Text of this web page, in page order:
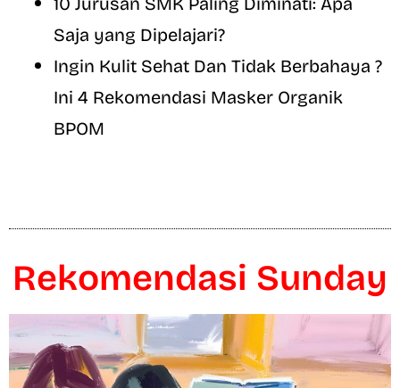
Saja yang Dipelajari?
Ingin Kulit Sehat Dan Tidak Berbahaya ?
Ini 4 Rekomendasi Masker Organik
BPOM
Rekomendasi Sunday